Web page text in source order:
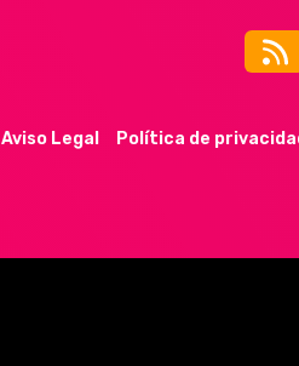
Aviso Legal Política de